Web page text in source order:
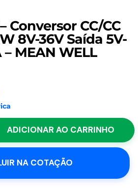
Conversor CC/CC
8V-36V Saída 5V-
– MEAN WELL
ADICIONAR AO CARRINHO
NA COTAÇÃO